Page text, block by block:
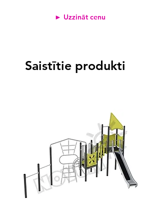
► Uzzināt cenu
Saistītie produkti